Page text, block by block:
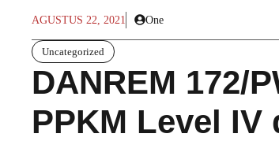
AGUSTUS 22, 2021 One
Uncategorized
DANREM 172/
PPKM Level IV